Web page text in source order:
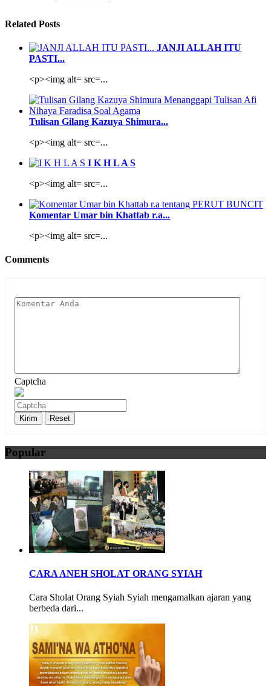
Related Posts
JANJI ALLAH ITU
PASTI...
<p><img alt= src=...
Tulisan Gilang Kazuya Shimura...
<p><img alt= src=...
I K H L A S
<p><img alt= src=...
Komentar Umar bin Khattab r.a...
<p><img alt= src=...
Comments
Captcha
Popular
CARA ANEH SHOLAT ORANG SYIAH
Cara Sholat Orang Syiah Syiah mengamalkan ajaran yang
berbeda dari...